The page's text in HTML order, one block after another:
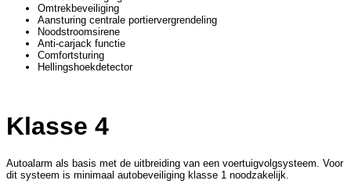
Omtrekbeveiliging
Aansturing centrale portiervergrendeling
Noodstroomsirene
Anti-carjack functie
Comfortsturing
Hellingshoekdetector
Klasse 4
Autoalarm als basis met de uitbreiding van een voertuigvolgsysteem. Voor
dit systeem is minimaal autobeveiliging klasse 1 noodzakelijk.